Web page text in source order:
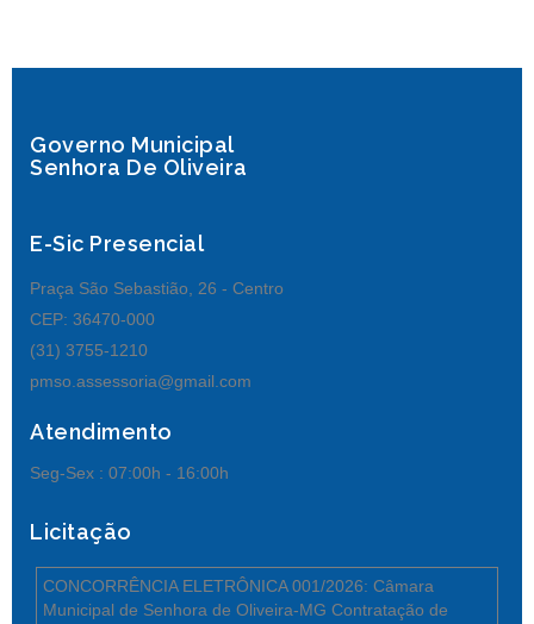
Governo Municipal
Senhora De Oliveira
E-Sic Presencial
Praça São Sebastião, 26 - Centro
CEP: 36470-000
(31) 3755-1210
pmso.assessoria@gmail.com
Atendimento
Seg-Sex : 07:00h - 16:00h
Licitação
CONCORRÊNCIA ELETRÔNICA 001/2026: Câmara
Municipal de Senhora de Oliveira-MG Contratação de